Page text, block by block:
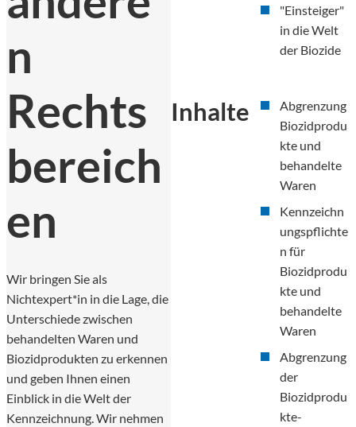
n
Rechts
bereich
en
Wir bringen Sie als
Nichtexpert*in in die Lage, die
Unterschiede zwischen
behandelten Waren und
Biozidprodukten zu erkennen
und geben Ihnen einen
Einblick in die Welt der
Kennzeichnung. Wir nehmen
"Einsteiger"
in die Welt
der Biozide
Inhalte
Abgrenzung
Biozidprodu
kte und
behandelte
Waren
Kennzeichn
ungspflichte
n für
Biozidprodu
kte und
behandelte
Waren
Abgrenzung
der
Biozidprodu
kte-